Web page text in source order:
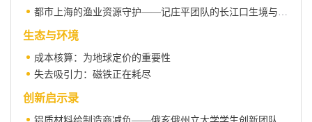
生态与环境
成本核算：为地球定价的重要性
失去吸引力：磁铁正在耗尽
创新启示录